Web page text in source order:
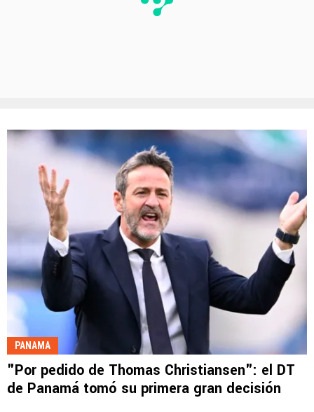
PANAMA
"Por pedido de Thomas Christiansen": el DT
de Panamá tomó su primera gran decisión